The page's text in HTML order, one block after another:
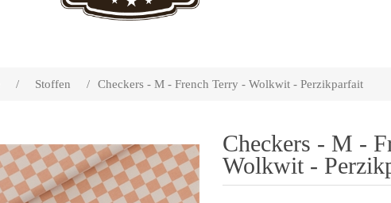
/ Stoffen / Checkers - M - French Terry - Wolkwit - Perzikparfait
Checkers - M -
Wolkwit -